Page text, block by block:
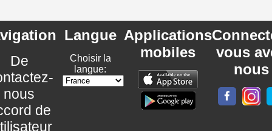
De
nous
de
Langue
Choisir la
langue:
Applications
mobiles
vous
nous